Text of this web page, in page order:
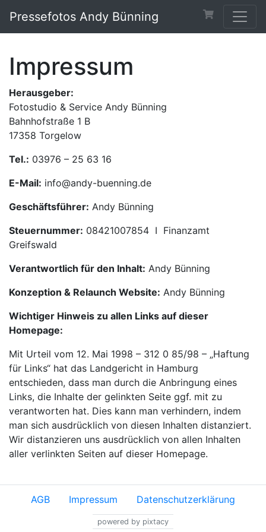
Pressefotos Andy Bünning
Impressum
Herausgeber:
Fotostudio & Service Andy Bünning
Bahnhofstraße 1 B
17358 Torgelow
Tel.: 03976 – 25 63 16
E-Mail: info@andy-buenning.de
Geschäftsführer: Andy Bünning
Steuernummer: 08421007854 I Finanzamt
Greifswald
Verantwortlich für den Inhalt: Andy Bünning
Konzeption & Relaunch Website: Andy Bünning
Wichtiger Hinweis zu allen Links auf dieser
Homepage:
Mit Urteil vom 12. Mai 1998 – 312 0 85/98 – „Haftung
für Links“ hat das Landgericht in Hamburg
entschieden, dass man durch die Anbringung eines
Links, die Inhalte der gelinkten Seite ggf. mit zu
verantworten hat. Dies kann man verhindern, indem
man sich ausdrücklich von diesen Inhalten distanziert.
Wir distanzieren uns ausdrücklich von allen Inhalten
aller verlinkten Seiten auf dieser Homepage.
AGB Impressum Datenschutzerklärung
powered by pixtacy